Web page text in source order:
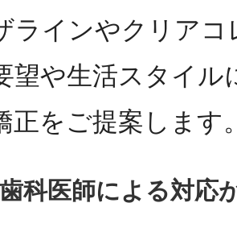
ラインやクリア
望や生活スタイル
正をご提案します
科医師による対応